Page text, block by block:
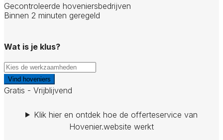
Gecontroleerde hoveniersbedrijven
Binnen 2 minuten geregeld
Wat is je klus?
Vind hoveniers
Gratis - Vrijblijvend
Klik hier en ontdek hoe de offerteservice van
Hovenier.website werkt